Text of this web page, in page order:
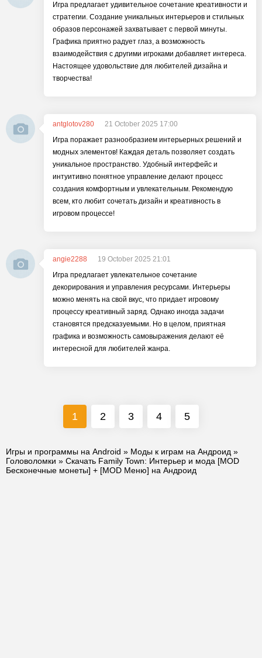
Игра предлагает удивительное сочетание креативности и
стратегии. Создание уникальных интерьеров и стильных
образов персонажей захватывает с первой минуты.
Графика приятно радует глаз, а возможность
взаимодействия с другими игроками добавляет интереса.
Настоящее удовольствие для любителей дизайна и
творчества!
antglotov280
21 October 2025 17:00
Игра поражает разнообразием интерьерных решений и
модных элементов! Каждая деталь позволяет создать
уникальное пространство. Удобный интерфейс и
интуитивно понятное управление делают процесс
создания комфортным и увлекательным. Рекомендую
всем, кто любит сочетать дизайн и креативность в
игровом процессе!
angie2288
19 October 2025 21:01
Игра предлагает увлекательное сочетание
декорирования и управления ресурсами. Интерьеры
можно менять на свой вкус, что придает игровому
процессу креативный заряд. Однако иногда задачи
становятся предсказуемыми. Но в целом, приятная
графика и возможность самовыражения делают её
интересной для любителей жанра.
1 2 3 4 5
Игры и программы на Android » Моды к играм на Андроид »
Головоломки » Скачать Family Town: Интерьер и мода [MOD
Бесконечные монеты] + [MOD Меню] на Андроид